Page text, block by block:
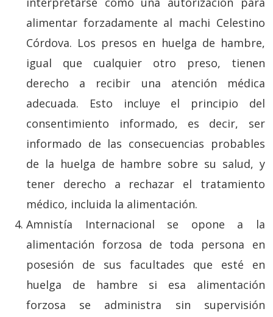
alimentar forzadamente al machi Celestino
Córdova. Los presos en huelga de hambre,
igual que cualquier otro preso, tienen
derecho a recibir una atención médica
adecuada. Esto incluye el principio del
consentimiento informado, es decir, ser
informado de las consecuencias probables
de la huelga de hambre sobre su salud, y
tener derecho a rechazar el tratamiento
médico, incluida la alimentación.
Amnistía Internacional se opone a la
alimentación forzosa de toda persona en
posesión de sus facultades que esté en
huelga de hambre si esa alimentación
forzosa se administra sin supervisión